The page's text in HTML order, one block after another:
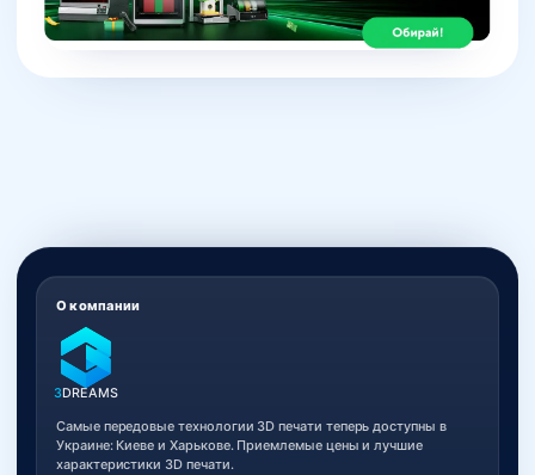
О компании
3DREAMS
Самые передовые технологии 3D печати теперь доступны в
Украине: Киеве и Харькове. Приемлемые цены и лучшие
характеристики 3D печати.